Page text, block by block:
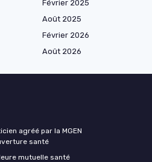
Février 2025
Août 2025
Février 2026
Août 2026
agréé par la MGEN
santé
mutuelle santé